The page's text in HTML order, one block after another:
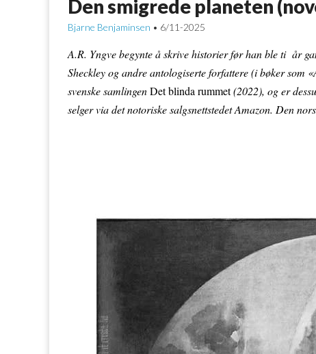
Den smigrede planeten
Bjarne Benjaminsen • 6/11-2025
A.R. Yngve begynte å skrive historier før han ble ti år
Sheckley og andre antologiserte forfattere (i bøker som
svenske samlingenDet blinda rummet(2022), og er
selger via det notoriske salgsnettstedet Amazon. Den